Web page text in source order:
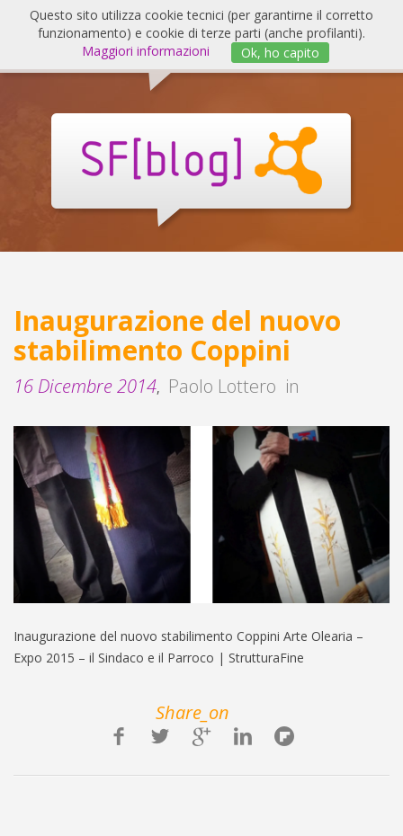
Salta
contenuto
Blog
Inaugurazione del nuovo
stabilimento Coppini
16 Dicembre 2014, Paolo Lottero in
Inaugurazione del nuovo stabilimento Coppini Arte Olearia –
Expo 2015 – il Sindaco e il Parroco | StrutturaFine
Share_on
Questo sito utilizza cookie tecnici (per garantirne il corretto
funzionamento) e cookie di terze parti (anche profilanti).
Maggiori informazioni
Ok, ho capito